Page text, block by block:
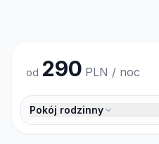
od 290 PLN / noc
Pokój rodzinny